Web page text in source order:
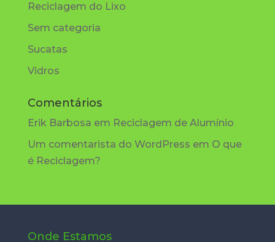
Reciclagem do Lixo
Sem categoria
Sucatas
Vidros
Comentários
Erik Barbosa em Reciclagem de Alumínio
Um comentarista do WordPress em O que
é Reciclagem?
Onde Estamos